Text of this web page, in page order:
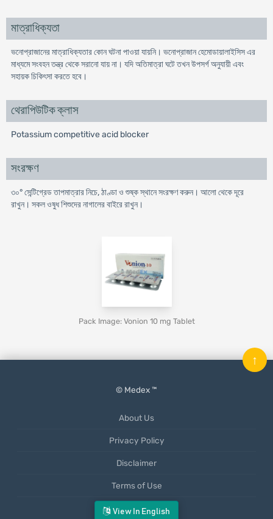
View In English
মাত্রাধিক্যতা
ভনোপ্রাজানের মাত্রাধিক্যতার কোন ঘটনা পাওয়া যায়নি। ভনোপ্রাজান হেমোডায়ালাইসিস এর
মাধ্যমে সংবহন তন্ত্র থেকে সরানো যায় না। যদি অতিমাত্রা ঘটে তখন উপসর্গ অনুযায়ী এবং
সহায়ক চিকিৎসা করতে হবে।
থেরাপিউটিক ক্লাস
Potassium competitive acid blocker
সংরক্ষণ
৩০° সেন্টিগ্রেড তাপমাত্রার নিচে, ঠাণ্ডা ও শুষ্ক স্থানে সংরক্ষণ করুন। আলো থেকে দূরে
রাখুন। সকল ওষুধ শিশুদের নাগালের বাইরে রাখুন।
Pack Image: Vonion 10 mg Tablet
© Medex ™
About Us
Privacy Policy
Disclaimer
Terms of Use
Mobile App
↑